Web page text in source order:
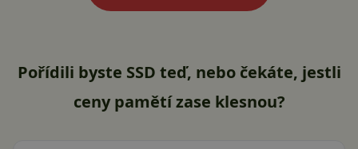
Pořídili byste SSD teď, nebo čekáte, jestli
ceny pamětí zase klesnou?